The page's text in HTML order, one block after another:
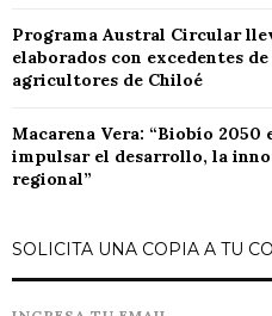
Programa Austral Circular
elaborados con excedentes
agricultores de Chiloé
Macarena Vera: “Biobío
impulsar el desarrollo, la
regional”
SOLICITA UNA COPIA A TU